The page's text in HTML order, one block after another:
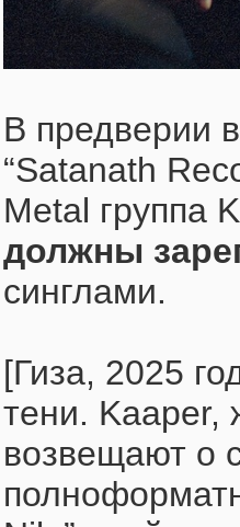
В предверии
“Satanath
Metal группа
должны
синглами.
[Гиза, 2025
тени. Kaaper,
возвещают о